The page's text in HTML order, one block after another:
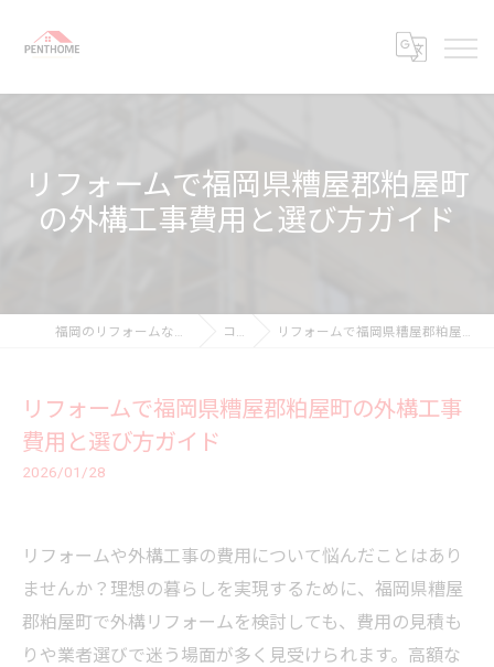
リフォームで福岡県糟屋郡粕屋町
の外構工事費用と選び方ガイド
福岡のリフォームなら株式会社ペントホーム コラム リフォームで福岡県糟屋郡粕屋町の外構工事費用と選び方ガイド
リフォームで福岡県糟屋郡粕屋町の外構工事
費用と選び方ガイド
2026/01/28
リフォームや外構工事の費用について悩んだことはあり
ませんか？理想の暮らしを実現するために、福岡県糟屋
郡粕屋町で外構リフォームを検討しても、費用の見積も
りや業者選びで迷う場面が多く見受けられます。高額な